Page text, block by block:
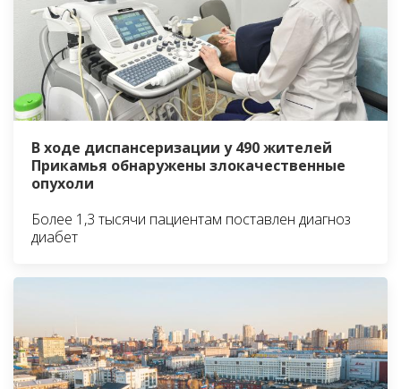
В ходе диспансеризации у 490 жителей
Прикамья обнаружены злокачественные
опухоли
Более 1,3 тысячи пациентам поставлен диагноз
диабет